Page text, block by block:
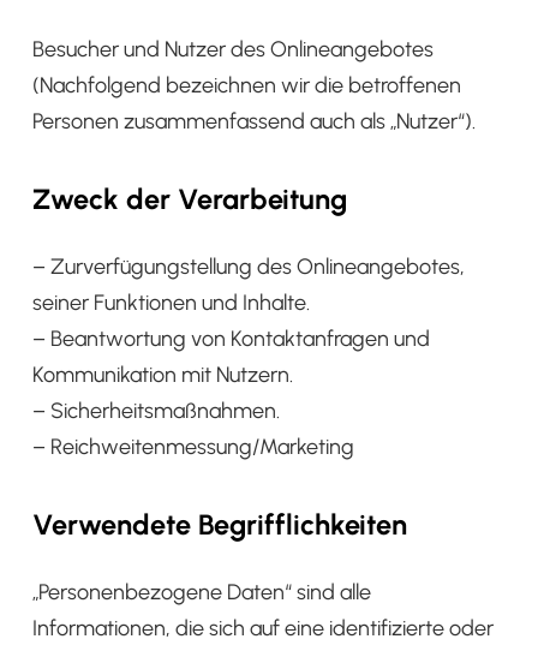
Besucher und Nutzer des Onlineangebotes
(Nachfolgend bezeichnen wir die betroffenen
Personen zusammenfassend auch als „Nutzer“).
Zweck der Verarbeitung
– Zurverfügungstellung des Onlineangebotes,
seiner Funktionen und Inhalte.
– Beantwortung von Kontaktanfragen und
Kommunikation mit Nutzern.
– Sicherheitsmaßnahmen.
– Reichweitenmessung/Marketing
Verwendete Begrifflichkeiten
„Personenbezogene Daten“ sind alle
Informationen, die sich auf eine identifizierte oder